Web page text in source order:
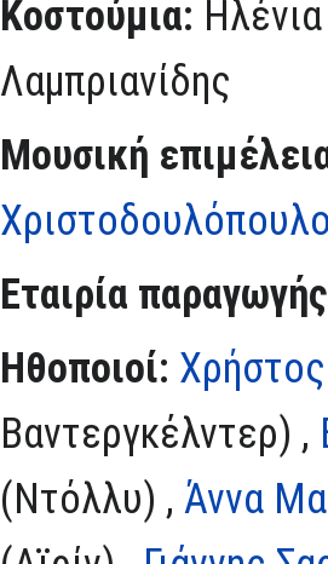
Κοστούμια:
Λαμπριανίδης
Μουσική
Εταιρία
Ηθοποιοί:
Βαντεργκέλντερ) ,
(Ντόλλυ) , Άννα